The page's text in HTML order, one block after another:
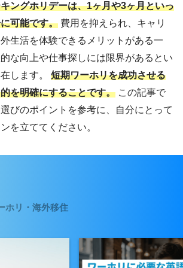
ングホリデーは、1ヶ月や3ヶ月といっ
可能です。 費用を抑えられ、キャリ
生活を体験できるメリットがある一
な向上や仕事探しには限界があるとい
します。 短期ワーホリを成功させる
を明確にすることです。 この記事で
びのポイントを参考に、自分にとって
を立ててください。
ホリ・海外移住